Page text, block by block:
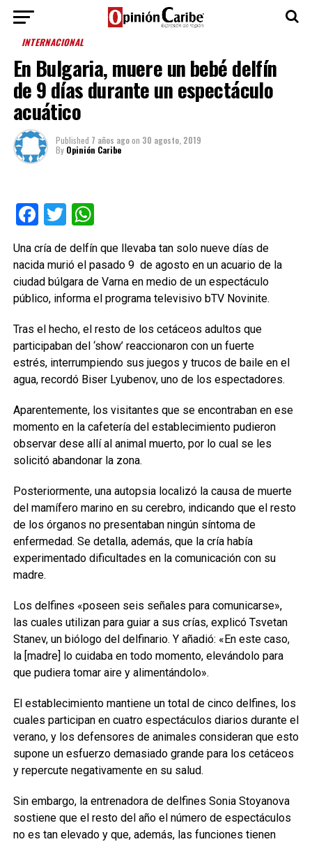
INTERNACIONAL
En Bulgaria, muere un bebé delfín
de 9 días durante un espectáculo
acuático
Published 7 años agoon 30 agosto, 2019
By Opinión Caribe
Facebook
TwitterWhatsApp
Una cría de delfín que llevaba tan solo nueve días de
nacida murió el pasado 9 de agosto en un acuario de la
ciudad búlgara de Varna en medio de un espectáculo
público, informa el programa televisivo bTV Novinite.
Tras el hecho, el resto de los cetáceos adultos que
participaban del ‘show’ reaccionaron con un fuerte
estrés, interrumpiendo sus juegos y trucos de baile en el
agua, recordó Biser Lyubenov, uno de los espectadores.
Aparentemente, los visitantes que se encontraban en ese
momento en la cafetería del establecimiento pudieron
observar dese allí al animal muerto, por lo cual se les
solicitó abandonar la zona.
Posteriormente, una autopsia localizó la causa de muerte
del mamífero marino en su cerebro, indicando que el resto
de los órganos no presentaban ningún síntoma de
enfermedad. Se detalla, además, que la cría había
experimentado dificultades en la comunicación con su
madre.
Los delfines «poseen seis señales para comunicarse»,
las cuales utilizan para guiar a sus crías, explicó Tsvetan
Stanev, un biólogo del delfinario. Y añadió: «En este caso,
la [madre] lo cuidaba en todo momento, elevándolo para
que pudiera tomar aire y alimentándolo».
El establecimiento mantiene un total de cinco delfines, los
cuales participan en cuatro espectáculos diarios durante el
verano, y los defensores de animales consideran que esto
supone un esfuerzo demasiado grande para los cetáceos
y repercute negativamente en su salud.
Sin embargo, la entrenadora de delfines Sonia Stoyanova
sostiene que el resto del año el número de espectáculos
no es tan elevado y que, además, las funciones tienen